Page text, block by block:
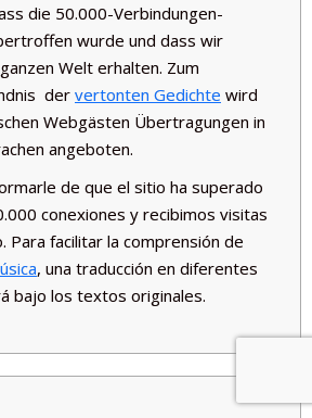
die 50.000-Verbindungen-
wurde und dass wir
Welt erhalten. Zum
der vertonten Gedichte wird
Webgästen Übertragungen in
angeboten.
de que el sitio ha superado
conexiones y recibimos visitas
Para facilitar la comprensión de
, una traducción en diferentes
bajo los textos originales.